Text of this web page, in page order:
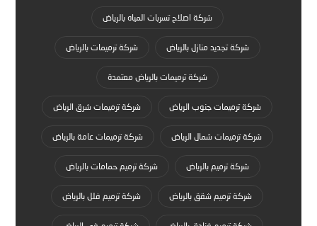
شركة اصلاح تسربات المياه بالرياض
شركة تجديد منازل بالرياض شركة ترميمات بالرياض
شركة ترميمات بالرياض معتمدة
شركة ترميمات جنوب الرياض شركة ترميمات شرق الرياض
شركة ترميمات شمال الرياض شركة ترميمات عامة بالرياض
شركة ترميم بالرياض شركة ترميم حمامات بالرياض
شركة ترميم شقق بالرياض شركة ترميم فلل بالرياض